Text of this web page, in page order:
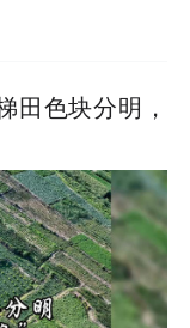
田色块分明，